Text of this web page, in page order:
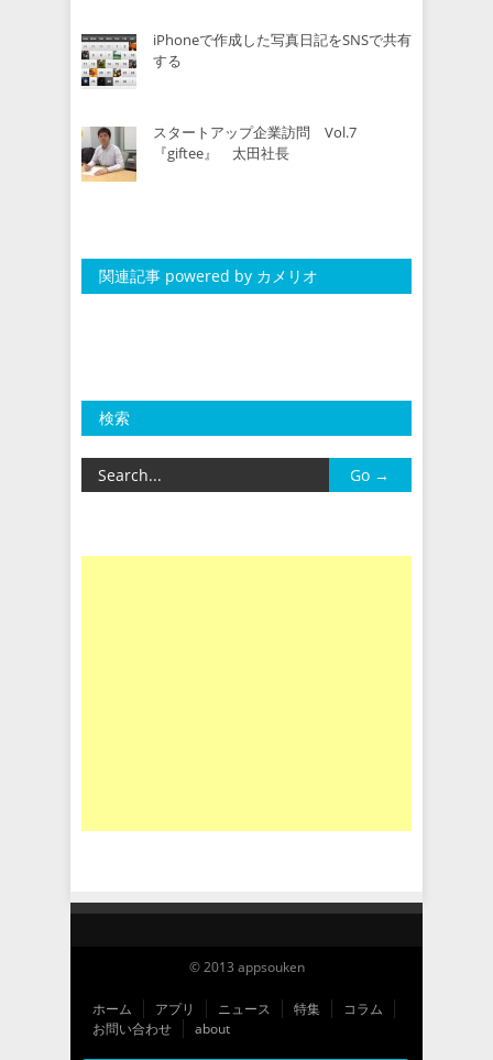
iPhoneで作成した写真日記をSNSで共有
する
スタートアップ企業訪問 Vol.7
『giftee』 太田社長
関連記事 powered by カメリオ
検索
© 2013 appsouken
ホーム アプリ ニュース 特集
コラム
お問い合わせ
about